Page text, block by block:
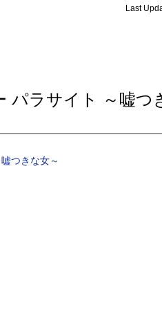
Last
パラサイト ～嘘つ
つきな女～